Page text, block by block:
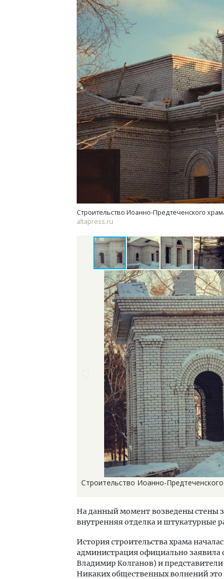
Строительство Иоанно-Предтеченского
altapress.ru
Строительство Иоанно-
На данный момент возведены стены
внутренняя отделка и штукатурные
История строительства храма
администрация официально заявила
Владимир Колганов) и
Никаких общественных волнений это
Ищем новые берега. Гендиректор
«Жилищной инициативы» Юрий
Гатилов — о том, как девелоперу
оставаться на плаву, когда рынок
штормит